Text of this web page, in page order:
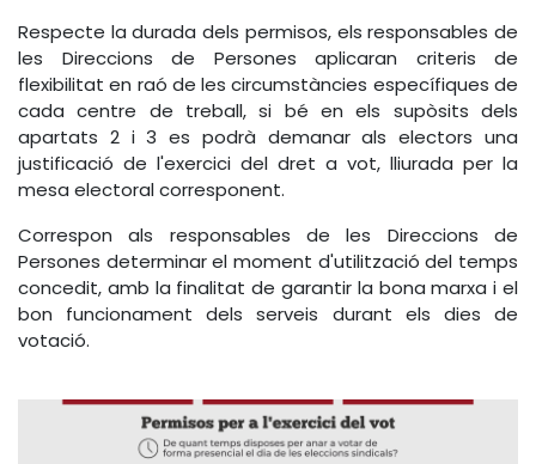
Respecte la durada dels permisos, els responsables de
les Direccions de Persones aplicaran criteris de
flexibilitat en raó de les circumstàncies específiques de
cada centre de treball, si bé en els supòsits dels
apartats 2 i 3 es podrà demanar als electors una
justificació de l'exercici del dret a vot, lliurada per la
mesa electoral corresponent.
Correspon als responsables de les Direccions de
Persones determinar el moment d'utilització del temps
concedit, amb la finalitat de garantir la bona marxa i el
bon funcionament dels serveis durant els dies de
votació.